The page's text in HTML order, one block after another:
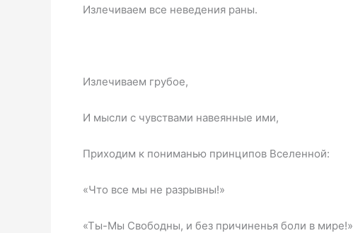
Излечиваем все неведения раны.
Излечиваем грубое,
И мысли с чувствами навеянные ими,
Приходим к пониманью принципов Вселенной:
«Что все мы не разрывны!»
«Ты-Мы Свободны, и без причиненья боли в мире!»